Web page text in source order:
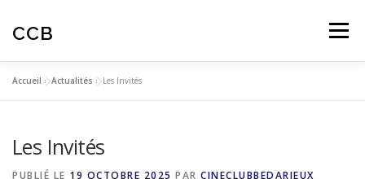
contenu
CCB Menu
ARTICLES
Accueil »Actualités »Les Invités
Les Invités
PUBLIÉ LE 19 OCTOBRE 2025 PAR CINECLUBBEDARIEUX